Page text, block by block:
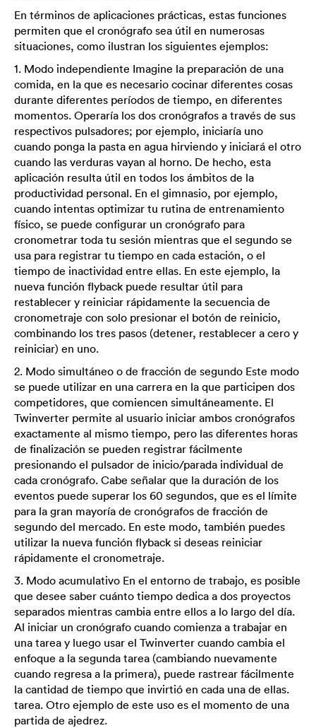
En términos de aplicaciones prácticas, estas funciones
permiten que el cronógrafo sea útil en numerosas
situaciones, como ilustran los siguientes ejemplos:
1. Modo independiente Imagine la preparación de una
comida, en la que es necesario cocinar diferentes cosas
durante diferentes períodos de tiempo, en diferentes
momentos. Operaría los dos cronógrafos a través de sus
respectivos pulsadores; por ejemplo, iniciaría uno
cuando ponga la pasta en agua hirviendo y iniciará el otro
cuando las verduras vayan al horno. De hecho, esta
aplicación resulta útil en todos los ámbitos de la
productividad personal. En el gimnasio, por ejemplo,
cuando intentas optimizar tu rutina de entrenamiento
físico, se puede configurar un cronógrafo para
cronometrar toda tu sesión mientras que el segundo se
usa para registrar tu tiempo en cada estación, o el
tiempo de inactividad entre ellas. En este ejemplo, la
nueva función flyback puede resultar útil para
restablecer y reiniciar rápidamente la secuencia de
cronometraje con solo presionar el botón de reinicio,
combinando los tres pasos (detener, restablecer a cero y
reiniciar) en uno.
2. Modo simultáneo o de fracción de segundo Este modo
se puede utilizar en una carrera en la que participen dos
competidores, que comiencen simultáneamente. El
Twinverter permite al usuario iniciar ambos cronógrafos
exactamente al mismo tiempo, pero las diferentes horas
de finalización se pueden registrar fácilmente
presionando el pulsador de inicio/parada individual de
cada cronógrafo. Cabe señalar que la duración de los
eventos puede superar los 60 segundos, que es el límite
para la gran mayoría de cronógrafos de fracción de
segundo del mercado. En este modo, también puedes
utilizar la nueva función flyback si deseas reiniciar
rápidamente el cronometraje.
3. Modo acumulativo En el entorno de trabajo, es posible
que desee saber cuánto tiempo dedica a dos proyectos
separados mientras cambia entre ellos a lo largo del día.
Al iniciar un cronógrafo cuando comienza a trabajar en
una tarea y luego usar el Twinverter cuando cambia el
enfoque a la segunda tarea (cambiando nuevamente
cuando regresa a la primera), puede rastrear fácilmente
la cantidad de tiempo que invirtió en cada una de ellas.
tarea. Otro ejemplo de este uso es el momento de una
partida de ajedrez.